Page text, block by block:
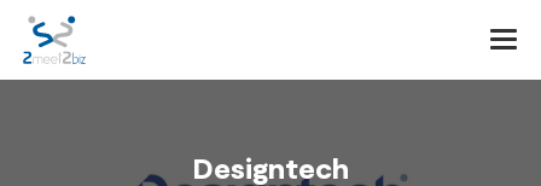
Designtech